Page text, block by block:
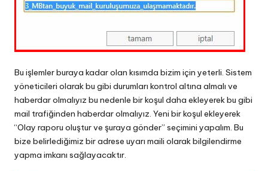
Bu işlemler buraya kadar olan kısımda bizim için yeterli. Sistem
yöneticileri olarak bu gibi durumları kontrol altına almalı ve
haberdar olmalıyız bu nedenle bir koşul daha ekleyerek bu gibi
mail trafiğinden haberdar olmalıyız. Yeni bir koşul ekleyerek
“Olay raporu oluştur ve şuraya gönder” seçimini yapalım. Bu
bize belirlediğimiz bir adrese uyarı maili olarak bilgilendirme
yapma imkanı sağlayacaktır.